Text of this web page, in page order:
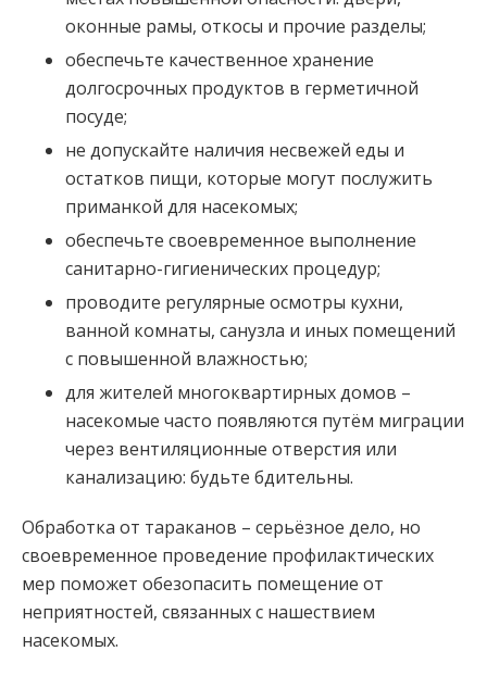
оконные рамы, откосы и прочие разделы;
обеспечьте качественное хранение
долгосрочных продуктов в герметичной
посуде;
не допускайте наличия несвежей еды и
остатков пищи, которые могут послужить
приманкой для насекомых;
обеспечьте своевременное выполнение
санитарно-гигиенических процедур;
проводите регулярные осмотры кухни,
ванной комнаты, санузла и иных помещений
с повышенной влажностью;
для жителей многоквартирных домов –
насекомые часто появляются путём миграции
через вентиляционные отверстия или
канализацию: будьте бдительны.
Обработка от тараканов – серьёзное дело, но
своевременное проведение профилактических
мер поможет обезопасить помещение от
неприятностей, связанных с нашествием
насекомых.